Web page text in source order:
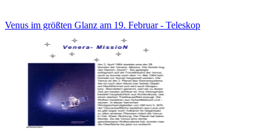
Venus im größten Glanz am 19. Februar - Teleskop